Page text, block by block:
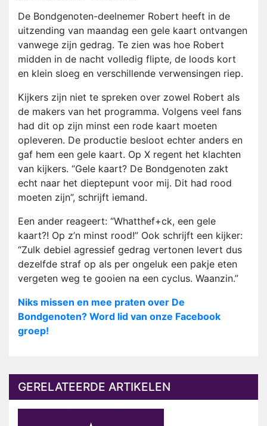
De Bondgenoten-deelnemer Robert heeft in de
uitzending van maandag een gele kaart ontvangen
vanwege zijn gedrag. Te zien was hoe Robert
midden in de nacht volledig flipte, de loods kort
en klein sloeg en verschillende verwensingen riep.
Kijkers zijn niet te spreken over zowel Robert als
de makers van het programma. Volgens veel fans
had dit op zijn minst een rode kaart moeten
opleveren. De productie besloot echter anders en
gaf hem een gele kaart. Op X regent het klachten
van kijkers. “Gele kaart? De Bondgenoten zakt
echt naar het dieptepunt voor mij. Dit had rood
moeten zijn”, schrijft iemand.
Een ander reageert: “Whatthef+ck, een gele
kaart?! Op z’n minst rood!” Ook schrijft een kijker:
“Zulk debiel agressief gedrag vertonen levert dus
dezelfde straf op als per ongeluk een pakje eten
vergeten weg te gooien na een cyclus. Waanzin.”
Niks missen en mee praten over De
Bondgenoten? Word lid van onze Facebook
groep!
GERELATEERDE ARTIKELEN